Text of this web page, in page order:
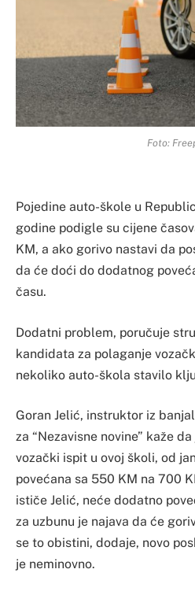
Foto:
Pojedine auto-škole u
godine podigle su cijene
KM, a ako gorivo nastavi da
da će doći do dodatnog
času.
Dodatni problem, poručuje
kandidata za polaganje
nekoliko auto-škola stavilo
Goran Jelić, instruktor iz
za “Nezavisne novine” kaže
vozački ispit u ovoj školi, od
povećana sa 550 KM na 700
ističe Jelić, neće dodatno
za uzbunu je najava da će
se to obistini, dodaje, novo
je neminovno.